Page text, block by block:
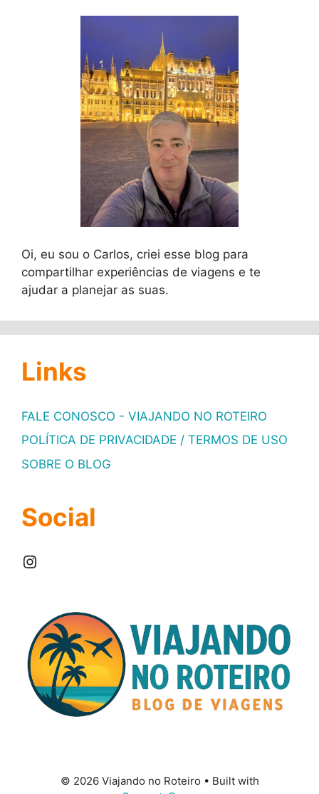
Oi, eu sou o Carlos, criei esse blog para
compartilhar experiências de viagens e te
ajudar a planejar as suas.
Links
FALE CONOSCO - VIAJANDO NO ROTEIRO
POLÍTICA DE PRIVACIDADE / TERMOS DE USO
SOBRE O BLOG
Social
Instagram
© 2026 Viajando no Roteiro • Built with